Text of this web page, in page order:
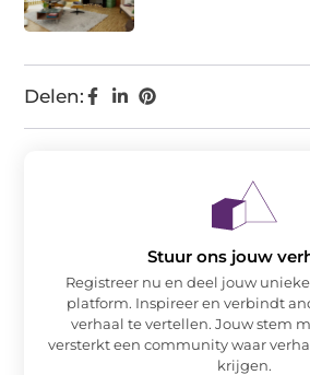
Delen:
Stuur ons jouw
Registreer nu en deel jouw
platform. Inspireer en verbindt
verhaal te vertellen. Jouw stem
versterkt een community waar
krijgen.